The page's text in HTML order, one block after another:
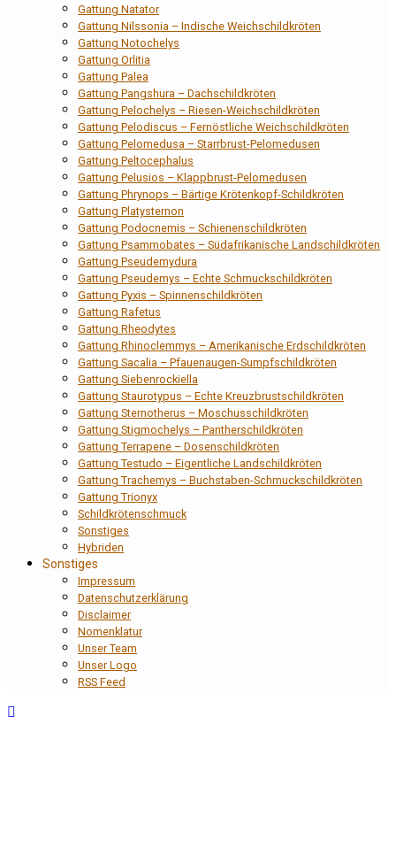
Gattung Natator
Gattung Nilssonia – Indische Weichschildkröten
Gattung Notochelys
Gattung Orlitia
Gattung Palea
Gattung Pangshura – Dachschildkröten
Gattung Pelochelys – Riesen-Weichschildkröten
Gattung Pelodiscus – Fernöstliche Weichschildkröten
Gattung Pelomedusa – Starrbrust-Pelomedusen
Gattung Peltocephalus
Gattung Pelusios – Klappbrust-Pelomedusen
Gattung Phrynops – Bärtige Krötenkopf-Schildkröten
Gattung Platysternon
Gattung Podocnemis – Schienenschildkröten
Gattung Psammobates – Südafrikanische Landschildkröten
Gattung Pseudemydura
Gattung Pseudemys – Echte Schmuckschildkröten
Gattung Pyxis – Spinnenschildkröten
Gattung Rafetus
Gattung Rheodytes
Gattung Rhinoclemmys – Amerikanische Erdschildkröten
Gattung Sacalia – Pfauenaugen-Sumpfschildkröten
Gattung Siebenrockiella
Gattung Staurotypus – Echte Kreuzbrustschildkröten
Gattung Sternotherus – Moschusschildkröten
Gattung Stigmochelys – Pantherschildkröten
Gattung Terrapene – Dosenschildkröten
Gattung Testudo – Eigentliche Landschildkröten
Gattung Trachemys – Buchstaben-Schmuckschildkröten
Gattung Trionyx
Schildkrötenschmuck
Sonstiges
Hybriden
Sonstiges
Impressum
Datenschutzerklärung
Disclaimer
Nomenklatur
Unser Team
Unser Logo
RSS Feed